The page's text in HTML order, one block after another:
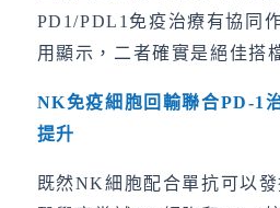
PD1/PDL1免疫治療有協同
用顯示，二者確實是絕佳搭
NK免疫細胞回輸聯合PD-1
提升
既然NK細胞配合單抗可以